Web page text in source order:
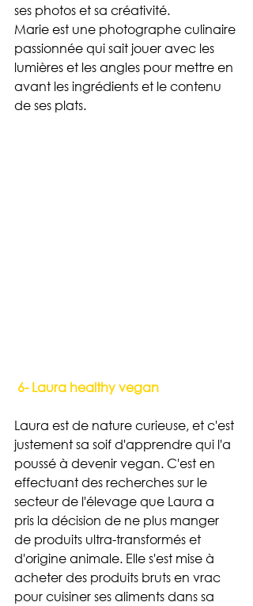
ses photos et sa créativité.
Marie est une photographe culinaire
passionnée qui sait jouer avec les
lumières et les angles pour mettre en
avant les ingrédients et le contenu
de ses plats.
6- Laura healthy vegan
Laura est de nature curieuse, et c'est
justement sa soif d'apprendre qui l'a
poussé à devenir vegan. C'est en
effectuant des recherches sur le
secteur de l'élevage que Laura a
pris la décision de ne plus manger
de produits ultra-transformés et
d'origine animale. Elle s'est mise à
acheter des produits bruts en vrac
pour cuisiner ses aliments dans sa